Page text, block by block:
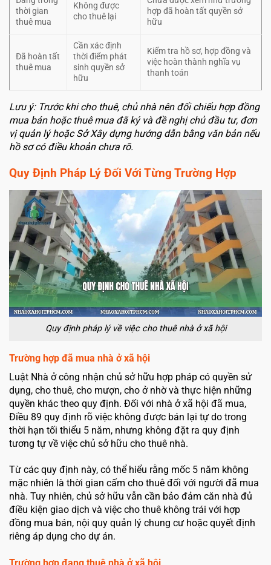
thời gian
thuê mua
Không được
cho thuê lại
hợp đã hoàn tất quyền sở
hữu
Đã hoàn tất
thuê mua
Cần xác định
thời điểm phát
sinh quyền sở
hữu
Kiểm tra hồ sơ, hợp đồng và
việc hoàn thành nghĩa vụ
thanh toán
Lưu ý: Trước khi cho thuê, chủ nhà nên đối chiếu hợp đồng
mua bán hoặc thuê mua đã ký và đề nghị chủ đầu tư, đơn
vị quản lý hoặc Sở Xây dựng hướng dẫn bằng văn bản nếu
hồ sơ có điều khoản chưa rõ.
Quy Định Pháp Lý Đối Với Từng Trường Hợp
Quy định pháp lý về việc cho thuê nhà ở xã hội
Trường hợp đã mua nhà ở xã hội
Luật Nhà ở công nhận chủ sở hữu hợp pháp có quyền sử
dụng, cho thuê, cho mượn, cho ở nhờ và thực hiện những
quyền khác theo quy định. Đối với nhà ở xã hội đã mua,
Điều 89 quy định rõ việc không được bán lại tự do trong
thời hạn tối thiểu 5 năm, nhưng không đặt ra quy định
tương tự về việc chủ sở hữu cho thuê nhà.
Từ các quy định này, có thể hiểu rằng mốc 5 năm không
mặc nhiên là thời gian cấm cho thuê đối với người đã mua
nhà. Tuy nhiên, chủ sở hữu vẫn cần bảo đảm căn nhà đủ
điều kiện giao dịch và việc cho thuê không trái với hợp
đồng mua bán, nội quy quản lý chung cư hoặc quyết định
riêng áp dụng cho dự án.